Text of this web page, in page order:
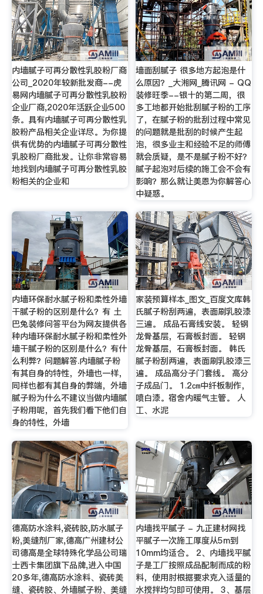
内墙腻子可再分散性乳胶粉厂商
公司_2020年较新批发商--虎
易网内墙腻子可再分散性乳胶粉
企业厂商,2020年活跃企业500
条。具有内墙腻子可再分散性乳
胶粉产品相关企业详尽。为你提
供有优势的内墙腻子可再分散性
乳胶粉厂商批发。让你非常容易
地找到内墙腻子可再分散性乳胶
粉相关的企业和
墙面刮腻子 很多地方起泡是什
么原因？_大湘网_腾讯网 - QQ
装修旺季--银十的第二周，很
多工地都开始批刮腻子粉的工序
了，在腻子粉的批刮过程中常见
的问题就是批刮的时候产生起
泡，很多业主和经验不足的师傅
就会质疑，是不是腻子粉不好？
腻子起泡对后续的施工会不会有
影响？那么就让美恩为你解答心
中疑惑。
内墙环保耐水腻子粉和柔性外墙
干腻子粉的区别是什么？有 土
巴兔装修问答平台为网友提供各
种内墙环保耐水腻子粉和柔性外
墙干腻子粉的区别是什么？有什
么利弊？问题解答.内墙腻子粉
有其自身的特性，外墙也一样，
同样也都有其自身的弊端，外墙
腻子粉为什么不建议当做内墙腻
子粉用呢，首先我们看下他们自
身的特性，外墙
家装预算样本_图文_百度文库韩
氏腻子粉刮两遍，表面刷乳胶漆
三遍。 成品石膏线安装。 轻钢
龙骨基层，石膏板封面。 轻钢
龙骨基层，石膏板封面。 韩氏
腻子粉刮两遍，表面刷乳胶漆三
遍。 成品高分子门套线。 高分
子成品门。 1.2㎝中纤板制作，
喷白漆。宿舍内暖气主管。 人
工、水泥
德高防水涂料,瓷砖胶,防水腻子
粉,美缝剂厂家,德高广州建材公
司德高是全球特殊化学品公司瑞
士西卡集团旗下品牌,进入中国
20多年,德高防水涂料、瓷砖美
缝、瓷砖胶、外墙腻子粉、美缝
内墙找平腻子 - 九正建材网找
平腻子一次施工厚度从5m到
10mm均适合。 2、内墙找平腻
子是工厂按照成品配制而成的粉
料，使用肘根据要求克入适量的
水搅拌均匀即可使用。 3、基层